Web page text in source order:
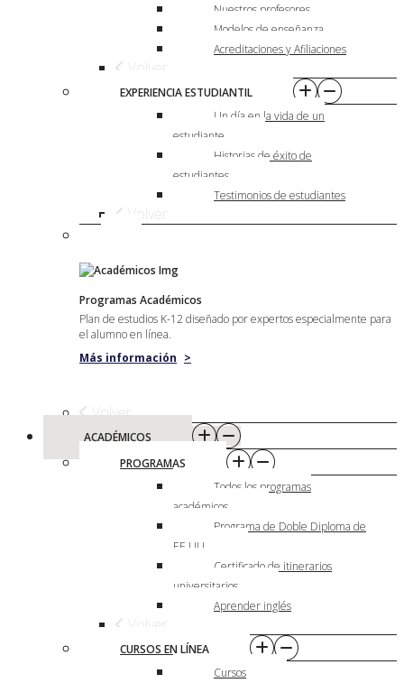
Nuestros profesores
Modelos de enseñanza
Acreditaciones y Afiliaciones
Volver
EXPERIENCIA ESTUDIANTIL
Un día en la vida de un
estudiante
Historias de éxito de
estudiantes
Testimonios de estudiantes
Volver
Programas Académicos
Plan de estudios K-12 diseñado por expertos especialmente para
el alumno en línea.
Más información >
Volver
ACADÉMICOS
PROGRAMAS
Todos los programas
académicos
Programa de Doble Diploma de
EE.UU.
Certificado de itinerarios
universitarios
Aprender inglés
Volver
CURSOS EN LÍNEA
Cursos